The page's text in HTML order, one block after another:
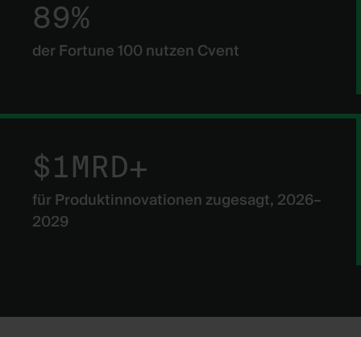
89%
der Fortune 100 nutzen Cvent
$1MRD+
für Produktinnovationen zugesagt, 2026–
2029